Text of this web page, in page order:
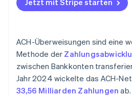
Markttrends und Wachstum
Halten Sie die Nacha-
Zahlungskarten-Branche (PCI
Implementieren Sie
Betrugsprävention
Integrieren Sie die
Jetzt mit Stripe starten
ACH-Überweisungen sind eine
Methode der
zwischen Bankkonten
Jahr 2024 wickelte das ACH-
33,56 Milliarden Zahlungen